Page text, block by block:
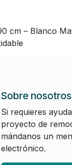
cm – Blanco
Sobre nosotros
Si requieres
proyecto de
mándanos un
electrónico.